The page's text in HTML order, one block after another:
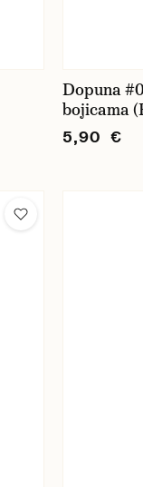
Dopuna
bojicama
5,90 €